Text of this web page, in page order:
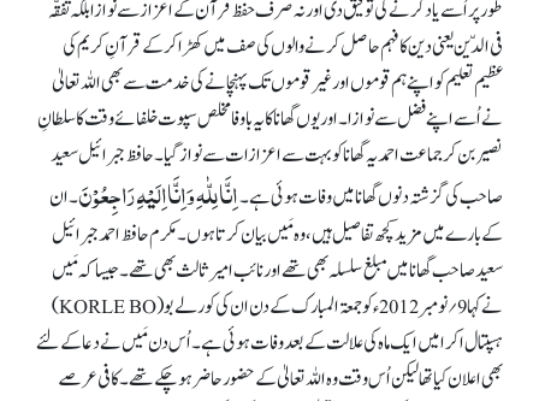
طور پر اُسے یاد کرنے کی توفیق دی اور نہ صرف حفظ قرآن کے اعزاز سے نوازا بلکہ تفقّہ
فی الدّین یعنی دین کا فہم حاصل کرنے والوں کی صف میں کھڑا کر کے قرآنِ کریم کی
عظیم تعلیم کو اپنے ہم قوموں اور غیر قوموں تک پہنچانے کی خدمت سے بھی اللہ تعالیٰ
نے اُسے اپنے فضل سے نوازا۔ اور یوں گھانا کا یہ باوفا مخلص سپوت خلفائے وقت کا سلطانِ
نصیر بن کر جماعت احمدیہ گھانا کو بہت سے اعزازات سے نواز گیا۔ حافظ جبرائیل سعید
صاحب کی گزشتہ دنوں گھانا میں وفات ہوئی ہے۔اِنَّا لِلّٰہِ وَاِنَّااِلَیْہِ رَاجِعُوْنَ۔ ان
کے بارے میں مزید کچھ تفاصیل ہیں، وہ مَیں بیان کرتا ہوں۔ مکرم حافظ احمد جبرائیل
سعید صاحب گھانا میں مبلغ سلسلہ بھی تھے اور نائب امیر ثالث بھی تھے۔ جیسا کہ مَیں
نے کہا 9؍نومبر 2012 ء کو جمعۃ المبارک کے دن ان کی کورلے بو (KORLE BO)
ہسپتال اکرامیں ایک ماہ کی علالت کے بعد وفات ہوئی ہے۔ اُس دن مَیں نے دعا کے لئے
بھی اعلان کیا تھا لیکن اُس وقت وہ اللہ تعالیٰ کے حضور حاضر ہو چکے تھے۔ کافی عرصے